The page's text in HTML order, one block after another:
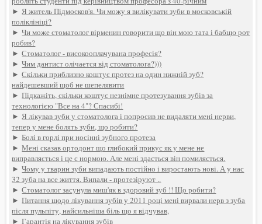
►Я житель Підмосков'я. Чи можу я вилікувати зуби в московській
поліклініці?
►Чи може стоматолог вірменин говорити що він мою тата і бабцю рот
робив?
►Стоматолог - високооплачувана професія?
►Чим дантист олічается від стоматолога?)))
►Скільки приблизно коштує протез на один нижній зуб?
найдешевший щоб не шепелявити
►Підкажіть, скільки коштує незнімне протезування зубів за
технологією "Все на 4"? Спасибі!
►Я лікував зуби у стоматолога і попросив не видаляти мені нерви,
тепер у мене болять зуби, що робити?
►Болі в горлі при носінні зубного протеза
►Мені сказав ортодонт що глибокий прикус як у мене не
виправляється і це є нормою. Але мені здається він помиляється.
►Чому у тварин зуби випадають постійно і виростають нові. А у нас
32 зуба на все життя. Випали - протезіруют ..
►Стоматолог засунула миш'як в здоровий зуб !! Що робити?
►Питання щодо лікування зубів у 2011 році мені вирвали нерв з зуба
після пульпіту, найсильніша біль що я відчував,
►Гарантія на лікування зубів